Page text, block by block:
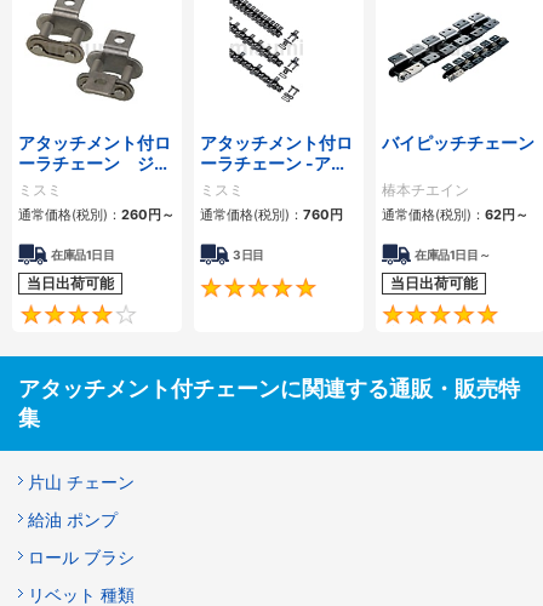
アタッチメント付ロ
ーラチェーン ジョ
イントリンク
ミスミ
通常価格(税別)： 260円～
在庫品1日目
当日出荷可能
アタッチメント付ロ
ーラチェーン -アタ
ッチメント両側タイ
プ-
ミスミ
通常価格(税別)： 760円
3日目
5
バイピッチチェーン
椿本チエイン
通常価格(税別)： 62円～
在庫品1日目～
当日出荷可能
アタッチメント付チェーンに関連する通販・販売特
集
片山 チェーン
給油 ポンプ
ロール ブラシ
リベット 種類